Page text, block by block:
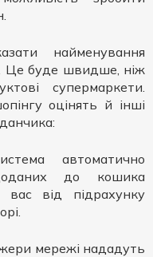
найменування
Це буде швидше, ніж
супермаркети.
оцінять й інші
автоматично
до кошика
від підрахунку
мережі нададуть